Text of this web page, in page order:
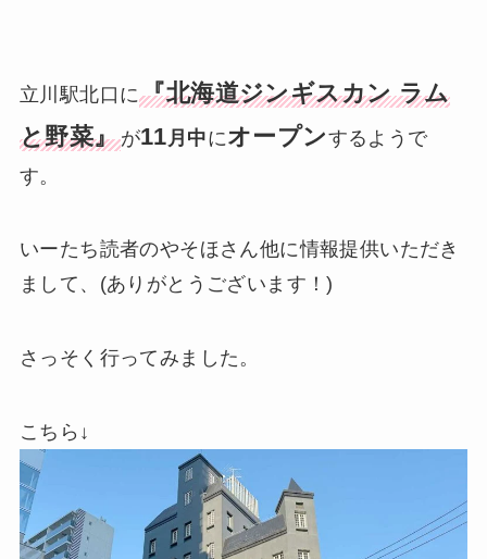
立川駅北口に『北海道ジンギスカン ラム
と野菜』が11 月中にオープンするようで
す。
いーたち読者のやそほさん他に情報提供いただき
まして、(ありがとうございます！)
さっそく行ってみました。
こちら↓